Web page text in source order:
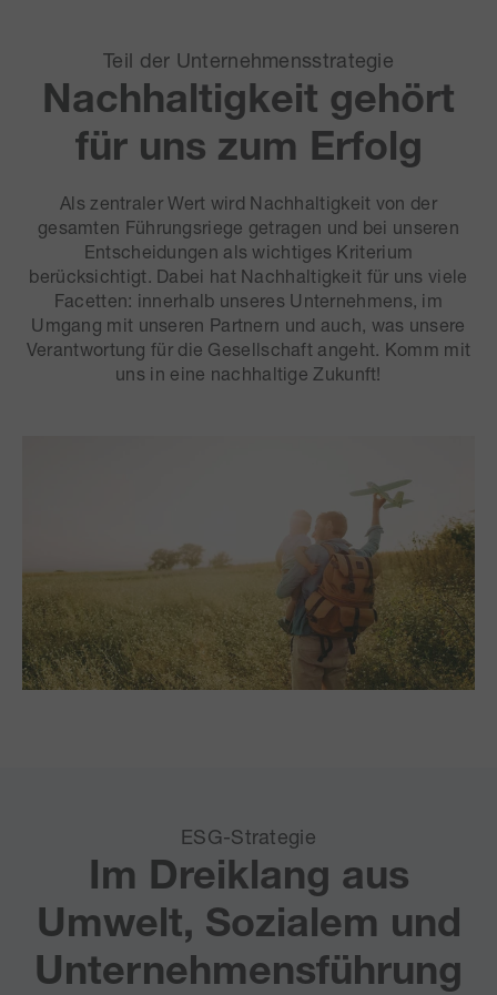
Teil der Unternehmensstrategie
Nachhaltigkeit gehört
für uns zum Erfolg
Als zentraler Wert wird Nachhaltigkeit von der
gesamten Führungsriege getragen und bei unseren
Entscheidungen als wichtiges Kriterium
berücksichtigt. Dabei hat Nachhaltigkeit für uns viele
Facetten: innerhalb unseres Unternehmens, im
Umgang mit unseren Partnern und auch, was unsere
Verantwortung für die Gesellschaft angeht. Komm mit
uns in eine nachhaltige Zukunft!
ESG-Strategie
Im Dreiklang aus
Umwelt, Sozialem und
Unternehmensführung